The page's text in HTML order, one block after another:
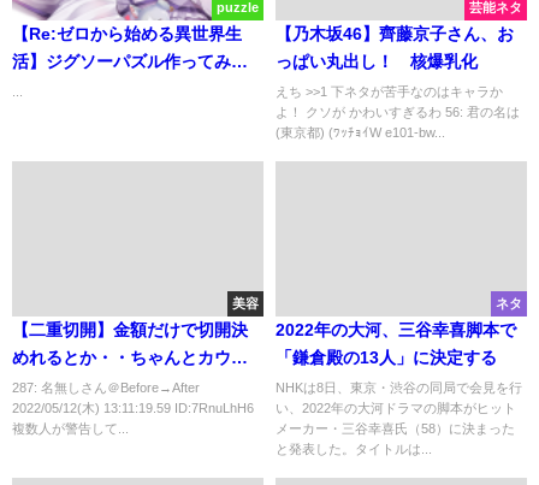
puzzle
【Re:ゼロから始める異世界生
活】ジグソーパズル作ってみ
芸能ネタ
【乃木坂46】齊藤京子さん、お
っぱい丸出し！ 核爆乳化
えち >>1 下ネタが苦手なのはキャラか
よ！ クソが かわいすぎるわ 56: 君の名は
(東京都) (ﾜｯﾁｮｲW e101-bw...
美容
【二重切開】金額だけで切開決
めれるとか・・ちゃんとカウン
セ受けろよ
287: 名無しさん＠Before→After
2022/05/12(木) 13:11:19.59 ID:7RnuLhH6
複数人が警告して...
ネタ
2022年の大河、三谷幸喜脚本で
「鎌倉殿の13人」に決定する
NHKは8日、東京・渋谷の同局で会見を行
い、2022年の大河ドラマの脚本がヒット
メーカー・三谷幸喜氏（58）に決まった
と発表した。タイトルは...